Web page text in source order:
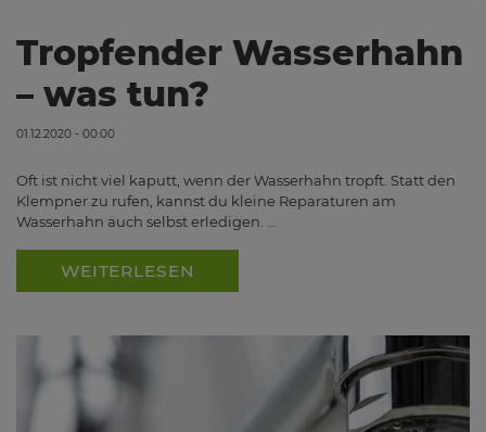
Tropfender Wasserhahn
– was tun?
01.12.2020 - 00:00
Oft ist nicht viel kaputt, wenn der Wasserhahn tropft. Statt den
Klempner zu rufen, kannst du kleine Reparaturen am
Wasserhahn auch selbst erledigen. …
WEITERLESEN